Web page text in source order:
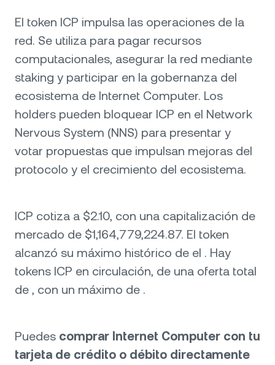
El token ICP impulsa las operaciones de la
red. Se utiliza para pagar recursos
computacionales, asegurar la red mediante
staking y participar en la gobernanza del
ecosistema de Internet Computer. Los
holders pueden bloquear ICP en el Network
Nervous System (NNS) para presentar y
votar propuestas que impulsan mejoras del
protocolo y el crecimiento del ecosistema.
ICP cotiza a $2.10, con una capitalización de
mercado de $1,164,779,224.87. El token
alcanzó su máximo histórico de el . Hay
tokens ICP en circulación, de una oferta total
de , con un máximo de .
Puedes comprar Internet Computer con tu
tarjeta de crédito o débito directamente